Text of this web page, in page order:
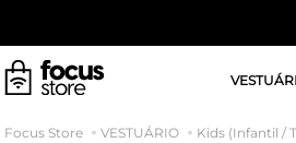
VESTUÁRIO Kids (Infantil /